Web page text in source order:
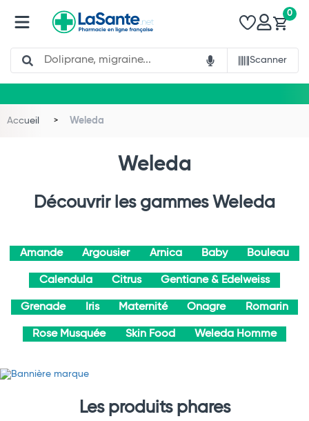
Search
Scanner
0
Accueil Weleda
Weleda
Découvrir les gammes Weleda
Amande Argousier Arnica Baby Bouleau
Calendula Citrus Gentiane & Edelweiss
Grenade Iris Maternité Onagre Romarin
Rose Musquée Skin Food Weleda Homme
Les produits phares